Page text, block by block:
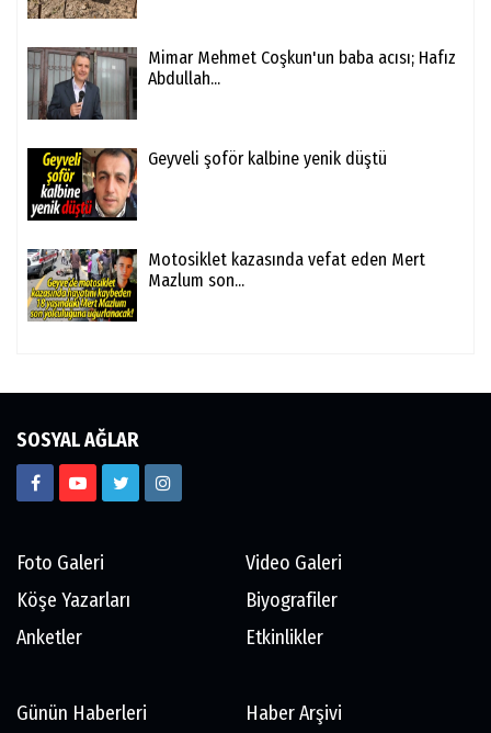
Mimar Mehmet Coşkun'un baba acısı; Hafız
Abdullah...
Geyveli şoför kalbine yenik düştü
Motosiklet kazasında vefat eden Mert
Mazlum son...
SOSYAL AĞLAR
Foto Galeri
Video Galeri
Köşe Yazarları
Biyografiler
Anketler
Etkinlikler
Günün Haberleri Haber Arşivi